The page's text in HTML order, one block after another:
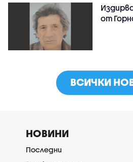
от
ВСИЧКИ
НОВИНИ
Последни